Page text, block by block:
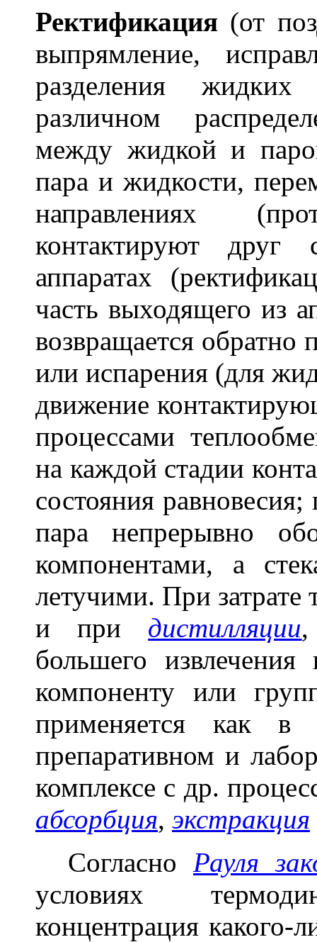
Ректификация (от
выпрямление,
разделения
различном
между жидкой и
пара и жидкости,
направлениях
контактируют
аппаратах
часть выходящего из
возвращается обратно
или испарения (для
движение
процессами
на каждой стадии
состояния
пара непрерывно
компонентами, а
летучими. При затрате
и при дистилляции,
большего
компоненту или
применяется как
препаративном и
комплексе с др.
абсорбция, экстракция
Согласно Рауля
условиях
концентрация какого-